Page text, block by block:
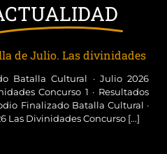
de Julio. Las divinidades
Batalla Cultural · Julio 2026
Concurso 1 · Resultados
Finalizado Batalla Cultural ·
Las Divinidades Concurso [...]